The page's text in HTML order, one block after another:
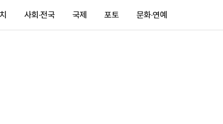
사회·전국 국제 포토 문화·연예